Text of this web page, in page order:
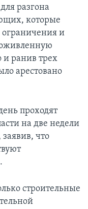
разгона
которые
и
и ранив трех
арестовано
проходят
на две недели
что
строительные